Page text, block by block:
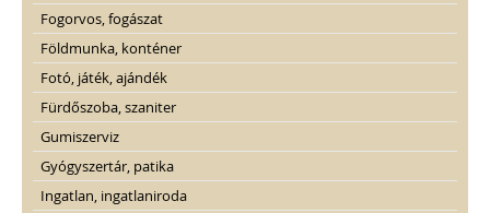
Fogorvos, fogászat
Földmunka, konténer
Fotó, játék, ajándék
Fürdőszoba, szaniter
Gumiszerviz
Gyógyszertár, patika
Ingatlan, ingatlaniroda